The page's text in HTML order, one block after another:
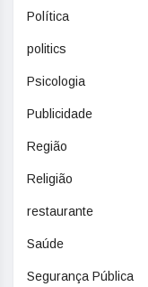
Política
politics
Psicologia
Publicidade
Região
Religião
restaurante
Saúde
Segurança Pública